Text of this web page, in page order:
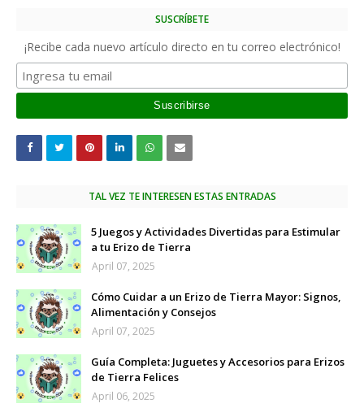
SUSCRÍBETE
¡Recibe cada nuevo artículo directo en tu correo electrónico!
TAL VEZ TE INTERESEN ESTAS ENTRADAS
5 Juegos y Actividades Divertidas para Estimular
a tu Erizo de Tierra
April 07, 2025
Cómo Cuidar a un Erizo de Tierra Mayor: Signos,
Alimentación y Consejos
April 07, 2025
Guía Completa: Juguetes y Accesorios para Erizos
de Tierra Felices
April 06, 2025